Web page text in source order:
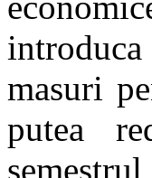
masuri
putea